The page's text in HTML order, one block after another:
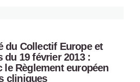
du Collectif Europe et
du 19 février 2013 :
le Règlement européen
cliniques